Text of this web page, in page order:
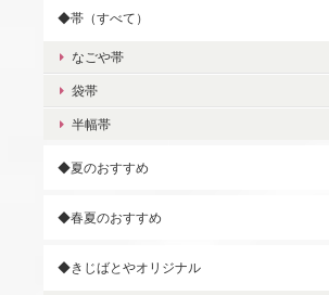
◆帯（すべて）
なごや帯
袋帯
半幅帯
◆夏のおすすめ
◆春夏のおすすめ
◆きじばとやオリジナル